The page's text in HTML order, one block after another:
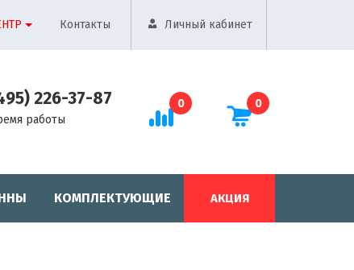
Контакты Личный кабинет
226-37-87
работы
0 0
КОМПЛЕКТУЮЩИЕ АКЦИЯ